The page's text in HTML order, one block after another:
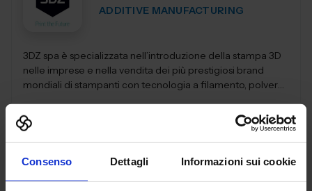
Consenso Dettagli Informazioni sui cookie
ADDITIVE MANUFACTURING
3DZ spa è specializzata nell’introduzione della stampa 3D
nelle imprese e nella vendita dei più prestigiosi brand
mondiali di stampanti con tecnologia a filamento, polvere,
D64
Aggiungi ai preferiti
Vai alla scheda